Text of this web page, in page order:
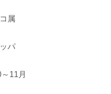
属
パ
11月